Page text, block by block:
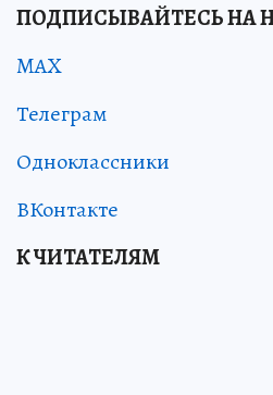
ПОДПИСЫВАЙТЕСЬ НА
MAX
Телеграм
Одноклассники
ВКонтакте
К ЧИТАТЕЛЯМ